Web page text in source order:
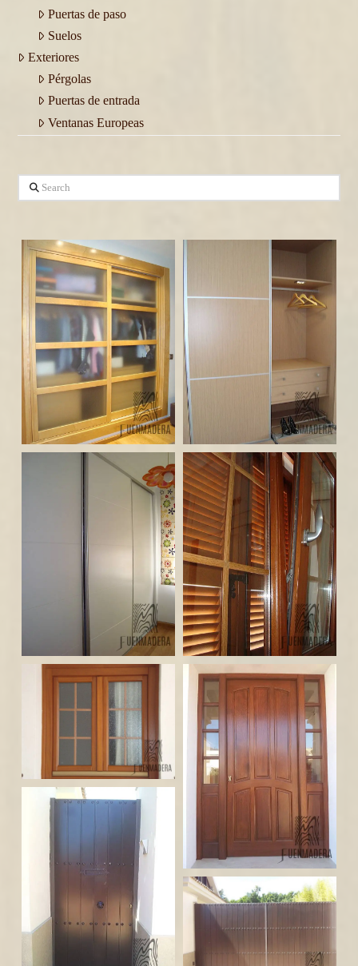
Puertas de paso
Suelos
Exteriores
Pérgolas
Puertas de entrada
Ventanas Europeas
Search